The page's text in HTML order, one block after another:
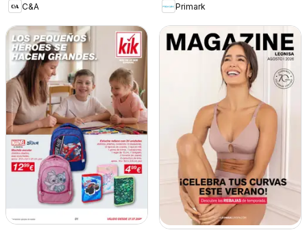
C&A
Primark